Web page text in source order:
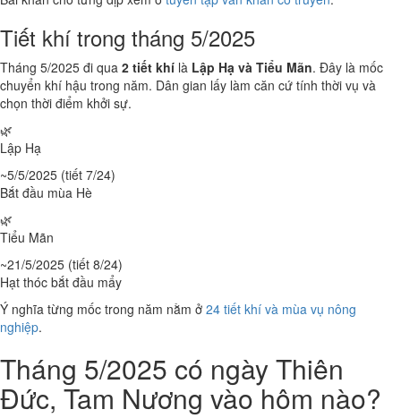
Tiết khí trong tháng 5/2025
Tháng 5/2025 đi qua 2 tiết khí là Lập Hạ và Tiểu Mãn. Đây là mốc
chuyển khí hậu trong năm. Dân gian lấy làm căn cứ tính thời vụ và
chọn thời điểm khởi sự.
🌿
Lập Hạ
~5/5/2025 (tiết 7/24)
Bắt đầu mùa Hè
🌿
Tiểu Mãn
~21/5/2025 (tiết 8/24)
Hạt thóc bắt đầu mẩy
Ý nghĩa từng mốc trong năm nằm ở 24 tiết khí và mùa vụ nông
nghiệp.
Tháng 5/2025 có ngày Thiên
Đức, Tam Nương vào hôm nào?